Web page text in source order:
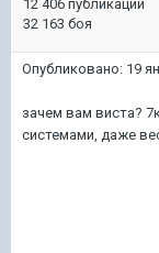
12 406 публикаций
32 163 боя
Опубликовано: 19
зачем вам виста?
системами, даже